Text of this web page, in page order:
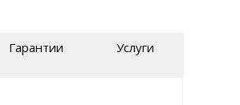
Гарантии Услуги